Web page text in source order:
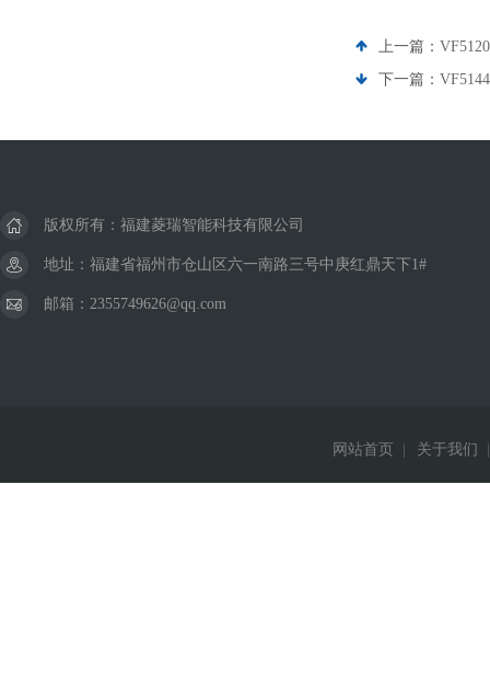
上一篇：
下一篇：
版权所有：福建菱瑞智能科技有限公司
地址：福建省福州市仓山区六一南路三号中庚红鼎天下1#
邮箱：2355749626@qq.com
网站首页 关于我们